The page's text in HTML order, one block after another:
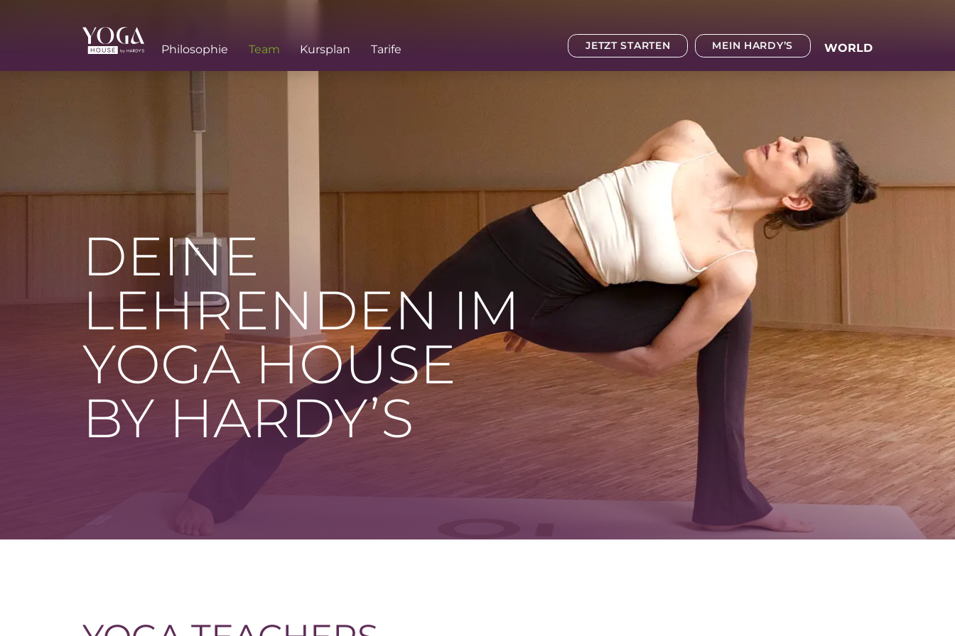
JETZT STARTEN MEIN HARDY’S WORLD
Philosophie Team Kursplan Tarife
DEINE
LEHRENDEN IM
YOGA HOUSE
BY HARDY’S